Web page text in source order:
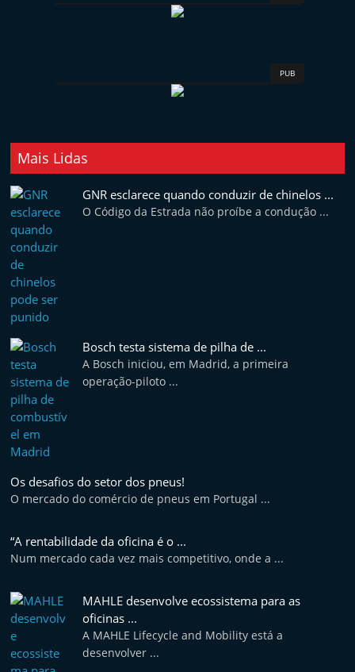
t
e
r
t
A
ó
v
l
m
P
o
r
PUB
Mais Lidas
GNR esclarece quando conduzir de chinelos ...
O Código da Estrada não proíbe a condução ...
Bosch testa sistema de pilha de ...
A Bosch iniciou, em Madrid, a primeira
operação-piloto ...
Os desafios do setor dos pneus!
O mercado do comércio de pneus em Portugal ...
“A rentabilidade da oficina é o ...
Num mercado cada vez mais competitivo, onde a ...
MAHLE desenvolve ecossistema para as
oficinas ...
A MAHLE Lifecycle and Mobility está a
desenvolver ...